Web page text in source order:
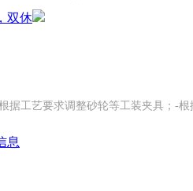
双休
据工艺要求调整砂轮等工装夹具；-
息